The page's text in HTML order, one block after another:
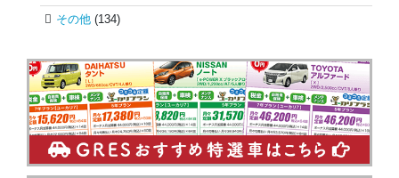
その他 (134)